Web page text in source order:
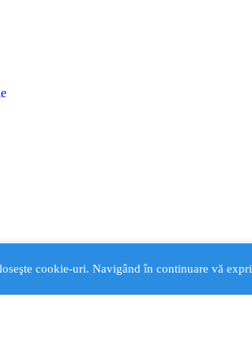
cookie-uri. Navigând în continuare vă